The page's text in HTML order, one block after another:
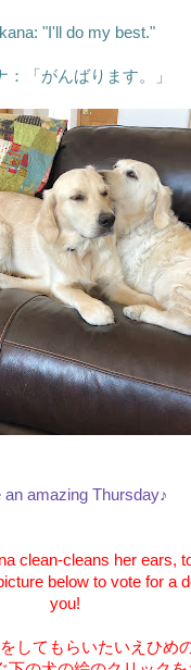
"I'll do my best."
：「がんばります。」
an amazing Thursday♪
clean-cleans her ears,
below to vote for a
you!
してもらいたいえひめ